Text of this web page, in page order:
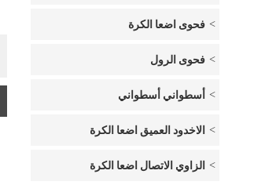
فحوى اضعا الكرة
فحوى الرول
أسطواني أسطواني
الاخدود العميق اضعا الكرة
الزاوي الاتصال اضعا الكرة